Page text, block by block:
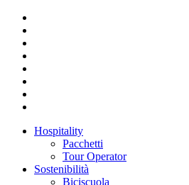
Hospitality
Pacchetti
Tour Operator
Sostenibilità
Biciscuola